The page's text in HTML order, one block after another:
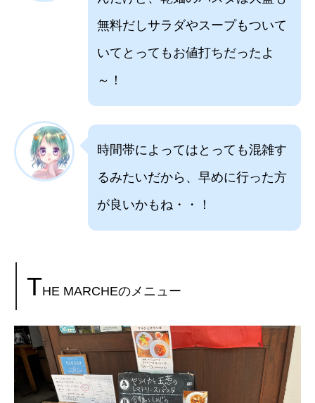
無料だしサラダやスープもついて
いてとってもお値打ちだったよ
～！
時間帯によってはとっても混雑す
るみたいだから、早めに行った方
が良いかもね・・！
THE MARCHEのメニュー